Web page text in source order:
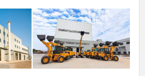
一类被长期忽略、资源化利
用工作相对空白的领域，亟
待通过技术创新突破形成有
效的解决方案，为国家促进
循环经济发展、推动无废城
持续发展，实现对工程泥浆的减量化、
无害化处理提供技术支撑。